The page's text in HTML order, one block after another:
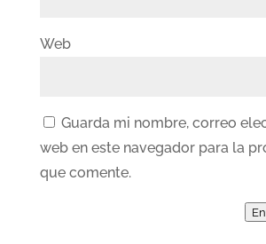
Web
Guarda mi nombre, correo
web en este navegador para la
que comente.